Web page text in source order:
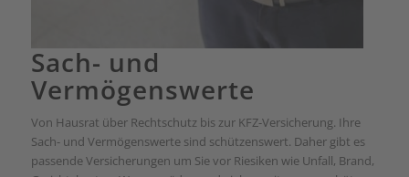
Sach- und
Vermögenswerte
Von Hausrat über Rechtschutz bis zur KFZ-Versicherung. Ihre
Sach- und Vermögenswerte sind schützenswert. Daher gibt es
passende Versicherungen um Sie vor Riesiken wie Unfall, Brand,